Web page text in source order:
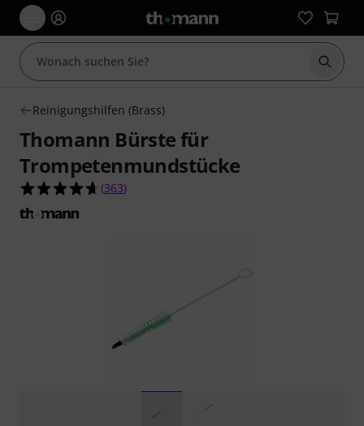
Suche
Reinigungshilfen (Brass)
Thomann Bürste für
Trompetenmundstücke
4.6 von 5 Sternen aus 363 Kundenbewertungen
(363)